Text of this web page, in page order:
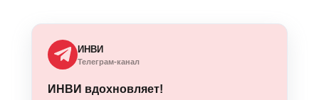
ИНВИ
Телеграм-канал
ИНВИ вдохновляет!